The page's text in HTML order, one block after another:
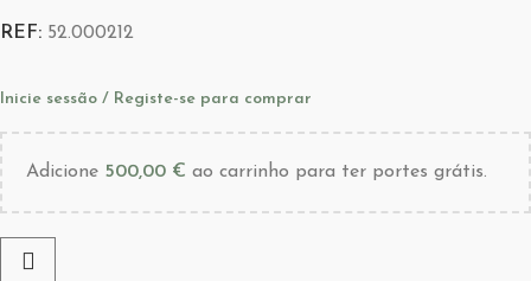
REF: 52.000212
Inicie sessão / Registe-se para comprar
Adicione 500,00 € ao carrinho para ter portes grátis.